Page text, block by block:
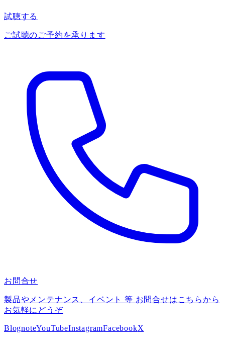
試聴する
ご試聴のご予約を承ります
お問合せ
製品やメンテナンス、イベント 等 お問合せはこちらから
お気軽にどうぞ
BlognoteYouTubeInstagramFacebookX